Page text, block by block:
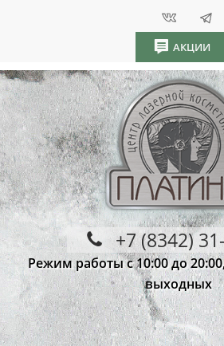
АКЦИИ
+7 (8342)
Режим работы с 10:00 до
выходных